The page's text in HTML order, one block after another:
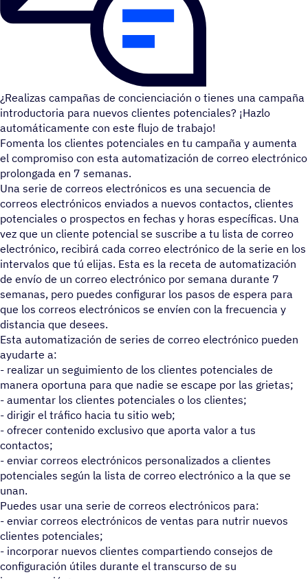
¿Realizas campañas de concienciación o tienes una campaña
introductoria para nuevos clientes potenciales? ¡Hazlo
automáticamente con este flujo de trabajo!
Fomenta los clientes potenciales en tu campaña y aumenta
el compromiso con esta automatización de correo electrónico
prolongada en 7 semanas.
Una serie de correos electrónicos es una secuencia de
correos electrónicos enviados a nuevos contactos, clientes
potenciales o prospectos en fechas y horas específicas. Una
vez que un cliente potencial se suscribe a tu lista de correo
electrónico, recibirá cada correo electrónico de la serie en los
intervalos que tú elijas. Esta es la receta de automatización
de envío de un correo electrónico por semana durante 7
semanas, pero puedes configurar los pasos de espera para
que los correos electrónicos se envíen con la frecuencia y
distancia que desees.
Esta automatización de series de correo electrónico pueden
ayudarte a:
- realizar un seguimiento de los clientes potenciales de
manera oportuna para que nadie se escape por las grietas;
- aumentar los clientes potenciales o los clientes;
- dirigir el tráfico hacia tu sitio web;
- ofrecer contenido exclusivo que aporta valor a tus
contactos;
- enviar correos electrónicos personalizados a clientes
potenciales según la lista de correo electrónico a la que se
unan.
Puedes usar una serie de correos electrónicos para:
- enviar correos electrónicos de ventas para nutrir nuevos
clientes potenciales;
- incorporar nuevos clientes compartiendo consejos de
configuración útiles durante el transcurso de su